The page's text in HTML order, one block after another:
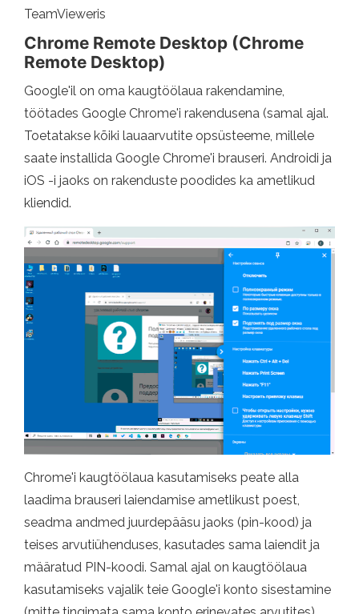
TeamVieweris
Chrome Remote Desktop (Chrome
Remote Desktop)
Google'il on oma kaugtöölaua rakendamine,
töötades Google Chrome'i rakendusena (samal ajal.
Toetatakse kõiki lauaarvutite opsüsteeme, millele
saate installida Google Chrome'i brauseri. Androidi ja
iOS -i jaoks on rakenduste poodides ka ametlikud
kliendid.
Chrome'i kaugtöölaua kasutamiseks peate alla
laadima brauseri laiendamise ametlikust poest,
seadma andmed juurdepääsu jaoks (pin-kood) ja
teises arvutiühenduses, kasutades sama laiendit ja
määratud PIN-koodi. Samal ajal on kaugtöölaua
kasutamiseks vajalik teie Google'i konto sisestamine